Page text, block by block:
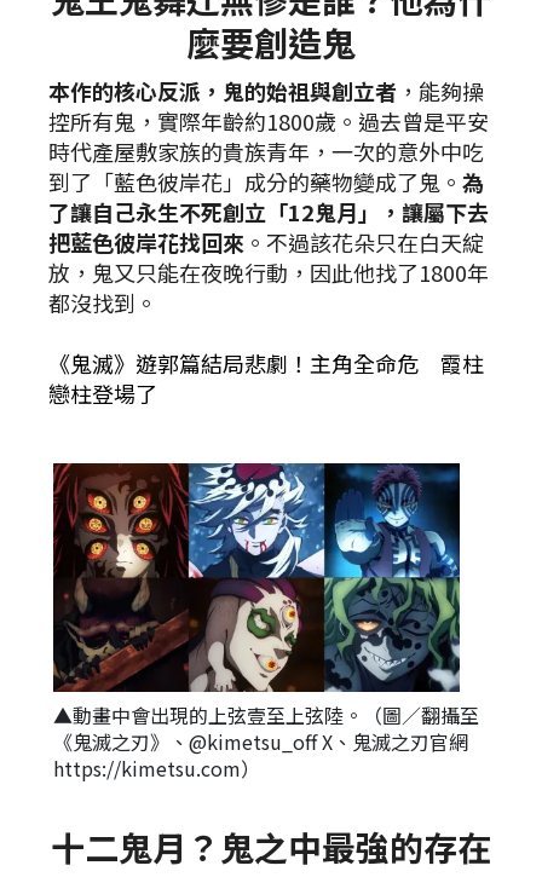
麼要創造鬼
本作的核心反派，鬼的始祖與創立者 ，能夠操
控所有鬼，實際年齡約1800歲。過去曾是平安
時代產屋敷家族的貴族青年，一次的意外中吃
到了「藍色彼岸花」成分的藥物變成了鬼。 為
了讓自己永生不死創立「12鬼月」，讓屬下去
把藍色彼岸花找回來 。不過該花朵只在白天綻
放，鬼又只能在夜晚行動，因此他找了1800年
都沒找到。
《鬼滅》遊郭篇結局悲劇！主角全命危 霞柱
戀柱登場了
十二鬼月？鬼之中最強的存在
▲動畫中會出現的上弦壹至上弦陸。（圖／翻攝至
《鬼滅之刃》、@kimetsu_off X、鬼滅之刃官網
https://kimetsu.com）